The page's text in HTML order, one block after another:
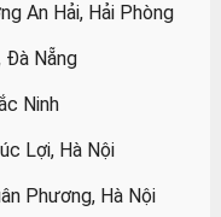
An Hải, Hải Phòng
Đà Nẵng
Ninh
Lợi, Hà Nội
Phương, Hà Nội